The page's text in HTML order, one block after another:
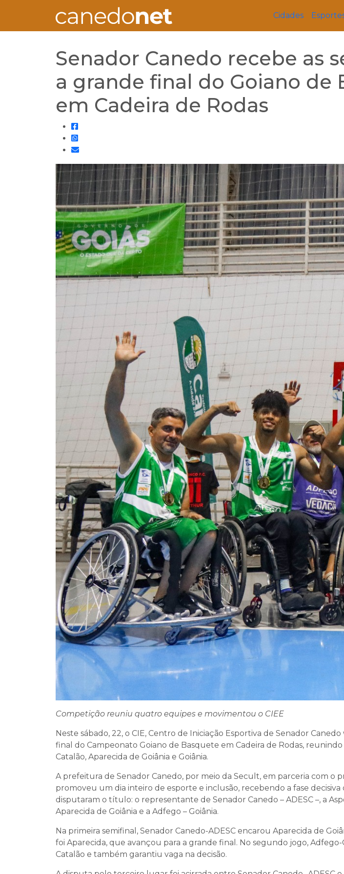
Cidades
Senador Canedo recebe as
a grande final do Goiano de
em Cadeira de Rodas
Competição reuniu quatro equipes e movimentou o CIEE
Neste sábado, 22, o CIE, Centro de Iniciação Esportiva de Senador
final do Campeonato Goiano de Basquete em Cadeira de Rodas,
Catalão, Aparecida de Goiânia e Goiânia.
A prefeitura de Senador Canedo, por meio da Secult, em parceria com o
promoveu um dia inteiro de esporte e inclusão, recebendo a fase
disputaram o título: o representante de Senador Canedo – ADESC –, a
Aparecida de Goiânia e a Adfego – Goiânia.
Na primeira semifinal, Senador Canedo-ADESC encarou Aparecida de
foi Aparecida, que avançou para a grande final. No segundo jogo,
Catalão e também garantiu vaga na decisão.